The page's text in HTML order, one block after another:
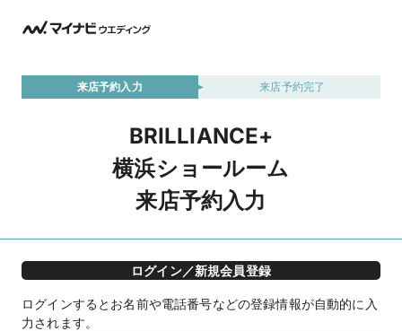
来店予約入力 来店予約完了
BRILLIANCE+
横浜ショールーム
来店予約入力
ログイン／新規会員登録
ログインするとお名前や電話番号などの登録情報が自動的に入
力されます。